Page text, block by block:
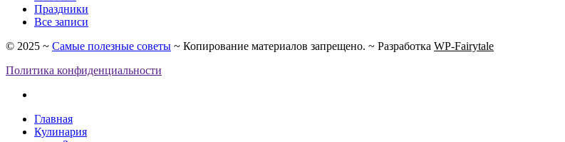
Праздники
Все записи
© 2025 ~ Самые полезные советы ~ Копирование материалов запрещено. ~ Разработка WP-Fairytale
Политика конфиденциальности
Главная
Кулинария